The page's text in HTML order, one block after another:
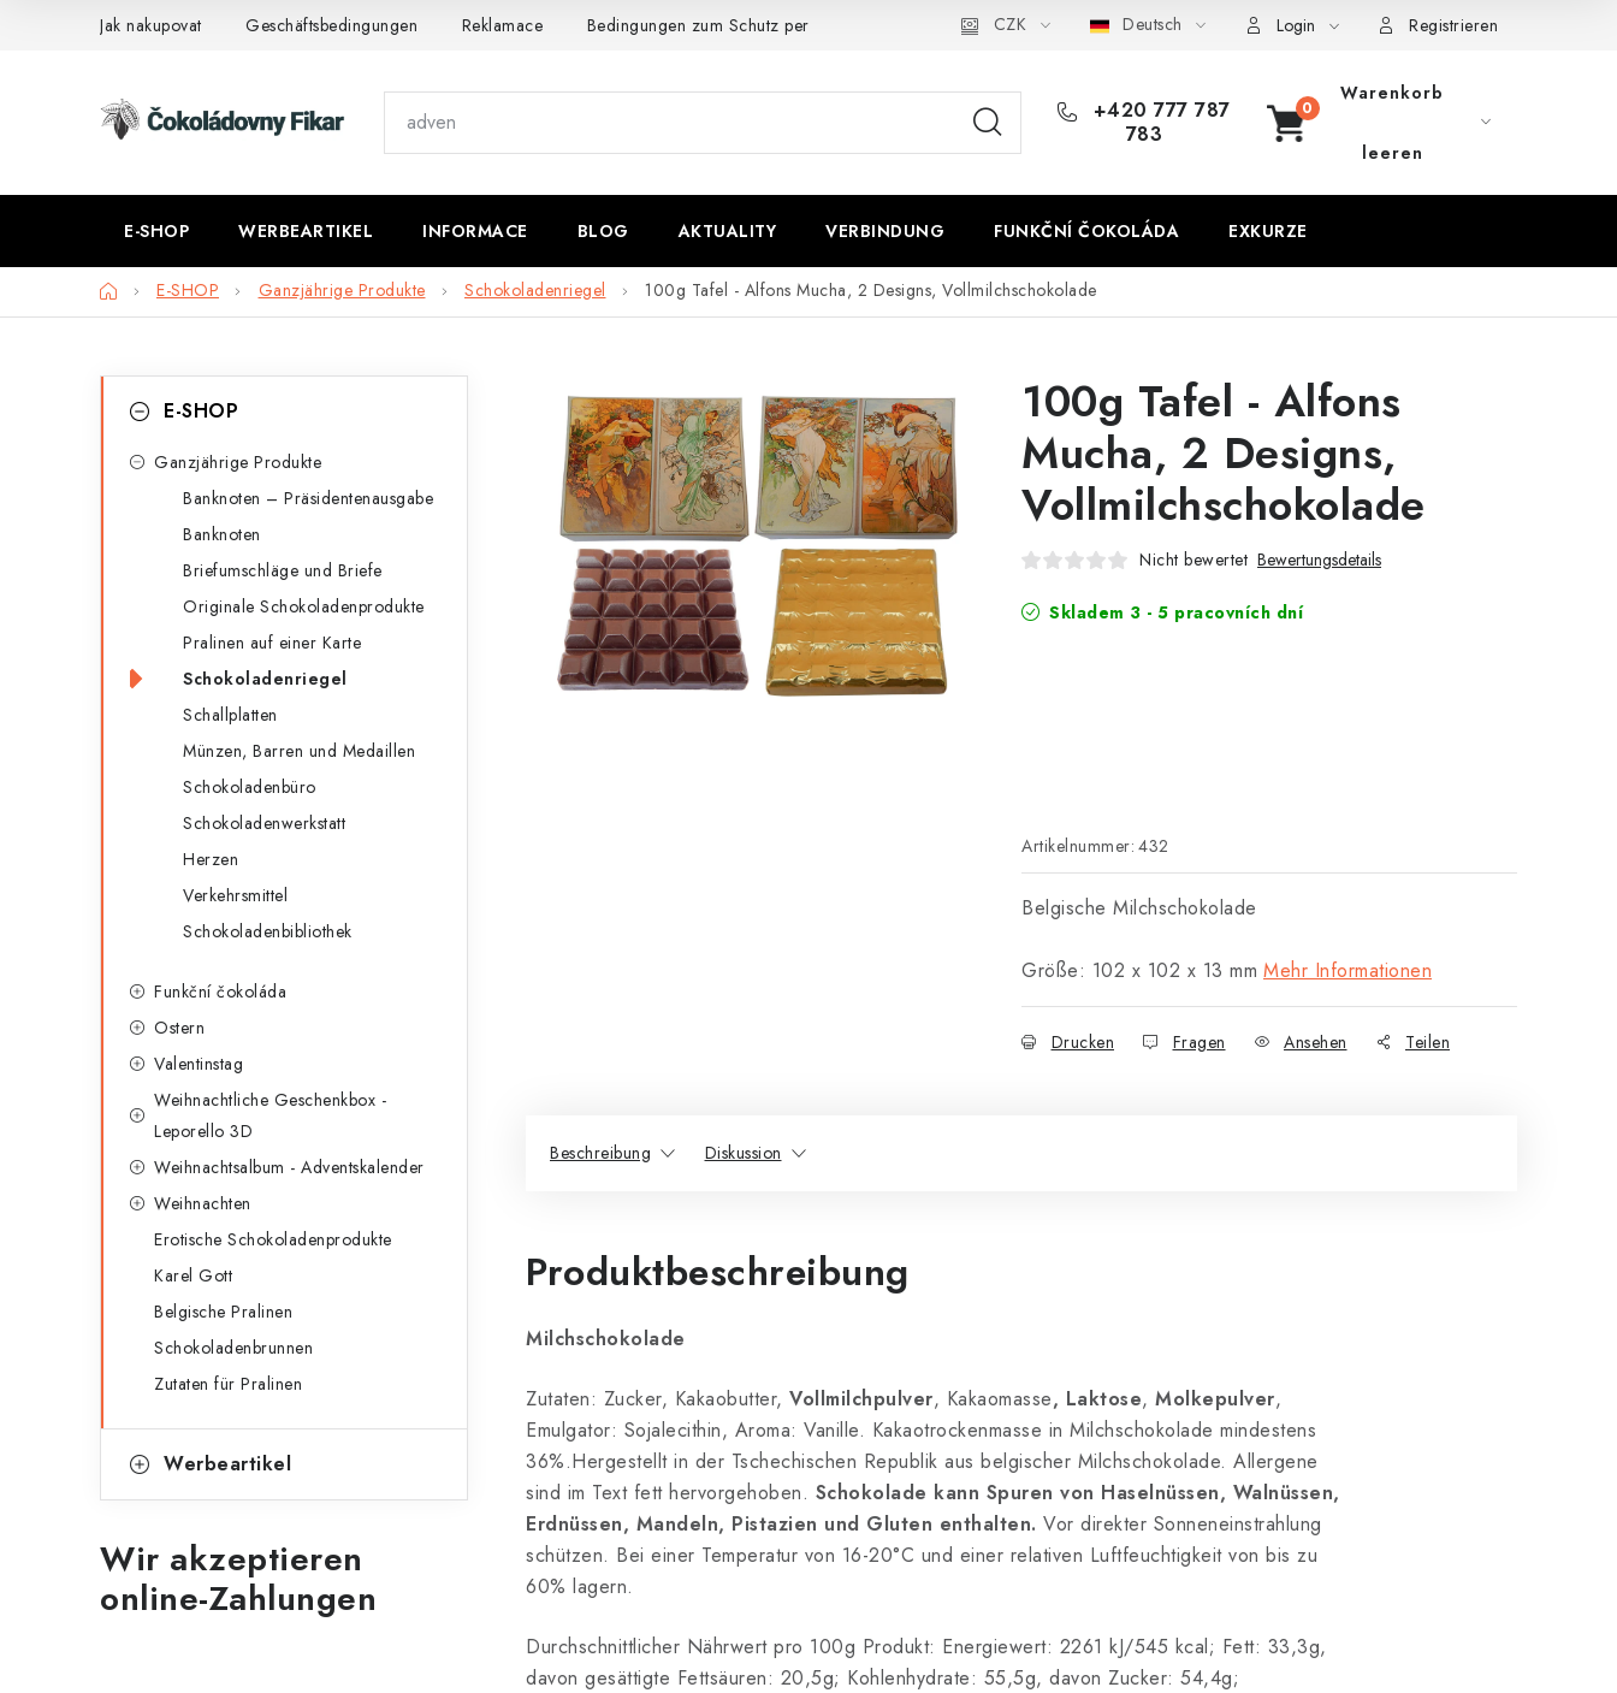
Jak nakupovat Geschäftsbedingungen Reklamace Bedingungen zum Schutz personenbezogener Daten CZK Deutsch Login Registrieren
+420 777 787
783
WARENKORB
Warenkorb
leeren
E-SHOP WERBEARTIKEL INFORMACE BLOG AKTUALITY VERBINDUNG FUNKČNÍ ČOKOLÁDA EXKURZE
StartseiteE-SHOP Ganzjährige Produkte Schokoladenriegel 100g Tafel - Alfons Mucha, 2 Designs, Vollmilchschokolade
überspringen
E-SHOP
Ganzjährige Produkte
Banknoten – Präsidentenausgabe
Banknoten
Briefumschläge und Briefe
Originale Schokoladenprodukte
Pralinen auf einer Karte
Schokoladenriegel
Schallplatten
Münzen, Barren und Medaillen
Schokoladenbüro
Schokoladenwerkstatt
Herzen
Verkehrsmittel
Schokoladenbibliothek
Funkční čokoláda
Ostern
Valentinstag
Weihnachtliche Geschenkbox -
Leporello 3D
Weihnachtsalbum - Adventskalender
Weihnachten
Erotische Schokoladenprodukte
Karel Gott
Belgische Pralinen
Schokoladenbrunnen
Zutaten für Pralinen
Werbeartikel
Wir akzeptieren
online-Zahlungen
100g Tafel - Alfons
Mucha, 2 Designs,
Vollmilchschokolade
Nicht bewertet Bewertungsdetails
Skladem 3 - 5 pracovních dní
Artikelnummer: 432
Belgische Milchschokolade
Größe: 102 x 102 x 13 mm Mehr Informationen
Drucken Fragen Ansehen Teilen
Beschreibung Diskussion
Produktbeschreibung
Milchschokolade
Zutaten: Zucker, Kakaobutter, Vollmilchpulver, Kakaomasse, Laktose, Molkepulver,
Emulgator: Sojalecithin, Aroma: Vanille. Kakaotrockenmasse in Milchschokolade mindestens
36%.Hergestellt in der Tschechischen Republik aus belgischer Milchschokolade. Allergene
sind im Text fett hervorgehoben. Schokolade kann Spuren von Haselnüssen, Walnüssen,
Erdnüssen, Mandeln, Pistazien und Gluten enthalten. Vor direkter Sonneneinstrahlung
schützen. Bei einer Temperatur von 16-20°C und einer relativen Luftfeuchtigkeit von bis zu
60% lagern.
Durchschnittlicher Nährwert pro 100g Produkt: Energiewert: 2261 kJ/545 kcal; Fett: 33,3g,
davon gesättigte Fettsäuren: 20,5g; Kohlenhydrate: 55,5g, davon Zucker: 54,4g;